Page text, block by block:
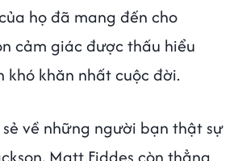
họ đã mang đến cho
cảm giác được thấu hiểu
khăn nhất cuộc đời.
về những người bạn thật sự